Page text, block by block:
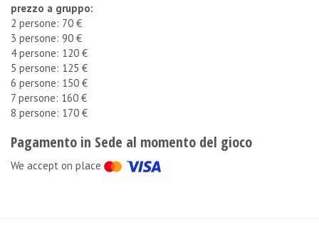
prezzo a gruppo:
2 persone: 70 €
3 persone: 90 €
4 persone: 120 €
5 persone: 125 €
6 persone: 150 €
7 persone: 160 €
8 persone: 170 €
Pagamento in Sede al momento del gioco
We accept on place